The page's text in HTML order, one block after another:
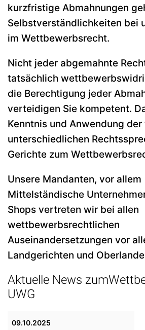
kurzfristige Abmahnungen
Selbstverständlichkeiten bei
im Wettbewerbsrecht.
Nicht jeder abgemahnte
tatsächlich
die Berechtigung jeder
verteidigen Sie kompetent.
Kenntnis und Anwendung
unterschiedlichen
Gerichte zum
Unsere Mandanten, vor allem
Mittelständische
Shops vertreten wir bei allen
wettbewerbsrechtlichen
Auseinandersetzungen vor
Landgerichten und
Aktuelle News
UWG
09.10.2025